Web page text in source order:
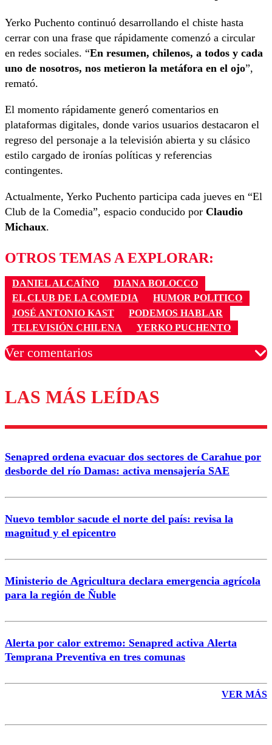
Yerko Puchento continuó desarrollando el chiste hasta
cerrar con una frase que rápidamente comenzó a circular
en redes sociales. “En resumen, chilenos, a todos y cada
uno de nosotros, nos metieron la metáfora en el ojo”,
remató.
El momento rápidamente generó comentarios en
plataformas digitales, donde varios usuarios destacaron el
regreso del personaje a la televisión abierta y su clásico
estilo cargado de ironías políticas y referencias
contingentes.
Actualmente, Yerko Puchento participa cada jueves en “El
Club de la Comedia”, espacio conducido por Claudio
Michaux.
OTROS TEMAS A EXPLORAR:
DANIEL ALCAÍNO
DIANA BOLOCCO
EL CLUB DE LA COMEDIA
HUMOR POLITICO
JOSÉ ANTONIO KAST
PODEMOS HABLAR
TELEVISIÓN CHILENA
YERKO PUCHENTO
Ver comentarios
Los comentarios son moderados para garantizar un
diálogo respetuoso.
Correo
LAS MÁS LEÍDAS
Senapred ordena evacuar dos sectores de Carahue por
desborde del río Damas: activa mensajería SAE
Nuevo temblor sacude el norte del país: revisa la
magnitud y el epicentro
Ministerio de Agricultura declara emergencia agrícola
para la región de Ñuble
Alerta por calor extremo: Senapred activa Alerta
Temprana Preventiva en tres comunas
VER MÁS